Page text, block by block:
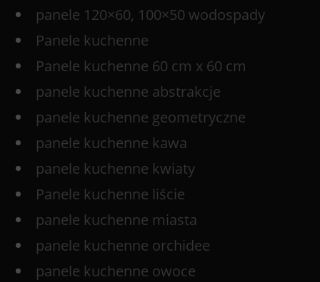
panele 120×60, 100×50 wodospady
Panele kuchenne
Panele kuchenne 60 cm x 60 cm
panele kuchenne abstrakcje
panele kuchenne geometryczne
panele kuchenne kawa
panele kuchenne kwiaty
Panele kuchenne liście
panele kuchenne miasta
panele kuchenne orchidee
panele kuchenne owoce